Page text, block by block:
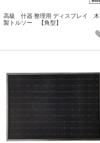
高級 什器 整理用 ディスプレイ 木
製トルソー 【角型】